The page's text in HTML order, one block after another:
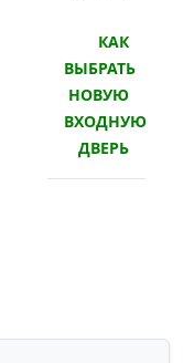
КАК
ВЫБРАТЬ
НОВУЮ
ВХОДНУЮ
ДВЕРЬ